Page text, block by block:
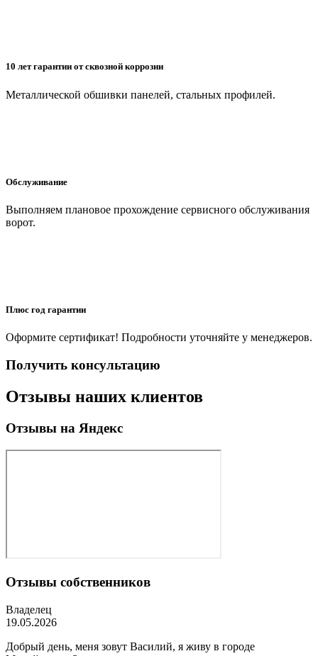
10 лет гарантии от сквозной коррозии
Металлической обшивки панелей, стальных профилей.
Обслуживание
Выполняем плановое прохождение сервисного обслуживания
ворот.
Плюс год гарантии
Оформите сертификат! Подробности уточняйте у менеджеров.
Получить консультацию
Отзывы наших клиентов
Отзывы на Яндекс
Отзывы собственников
Владелец
19.05.2026
Добрый день, меня зовут Василий, я живу в городе